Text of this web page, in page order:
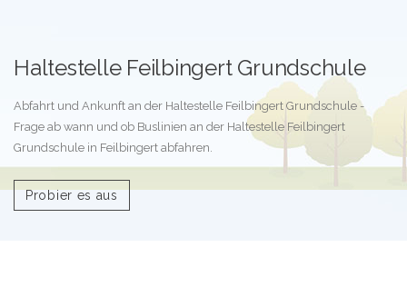
Haltestelle Feilbingert Grundschule
Abfahrt und Ankunft an der Haltestelle Feilbingert Grundschule -
Frage ab wann und ob Buslinien an der Haltestelle Feilbingert
Grundschule in Feilbingert abfahren.
Probier es aus